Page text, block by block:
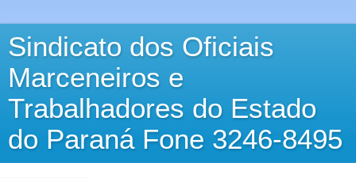
Sindicato dos Oficiais
Marceneiros e
Trabalhadores do Estado
do Paraná Fone 3246-8495